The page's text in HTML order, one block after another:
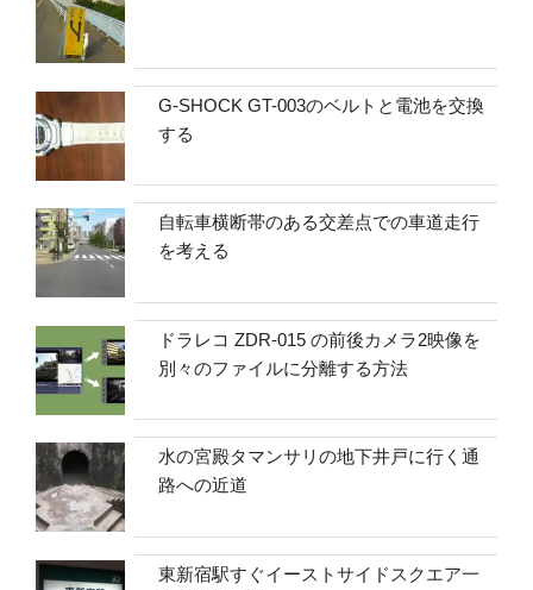
G-SHOCK GT-003のベルトと電池を交換
する
自転車横断帯のある交差点での車道走行
を考える
ドラレコ ZDR-015 の前後カメラ2映像を
別々のファイルに分離する方法
水の宮殿タマンサリの地下井戸に行く通
路への近道
東新宿駅すぐイーストサイドスクエア一